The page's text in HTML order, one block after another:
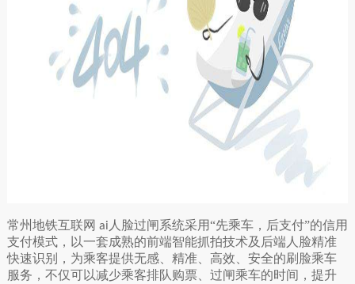
常州地铁互联网 ai 人脸过闸系统采用“先乘车，后支付”的信用
支付模式，以一套成熟的前端智能抓拍技术及后端人脸精准
快速识别，为乘客提供无感、精准、高效、安全的刷脸乘车
服务，不仅可以减少乘客排队购票、过闸乘车的时间，提升